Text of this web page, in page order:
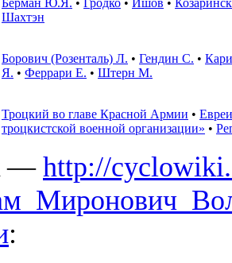
Берман Ю.Я. • Гродко • Ишов •
Шахтэн
Борович (Розенталь) Л. • Гендин С. •
Я. • Феррари Е. • Штерн М.
Троцкий во главе Красной Армии •
троцкистской военной организации» •
— http://
: